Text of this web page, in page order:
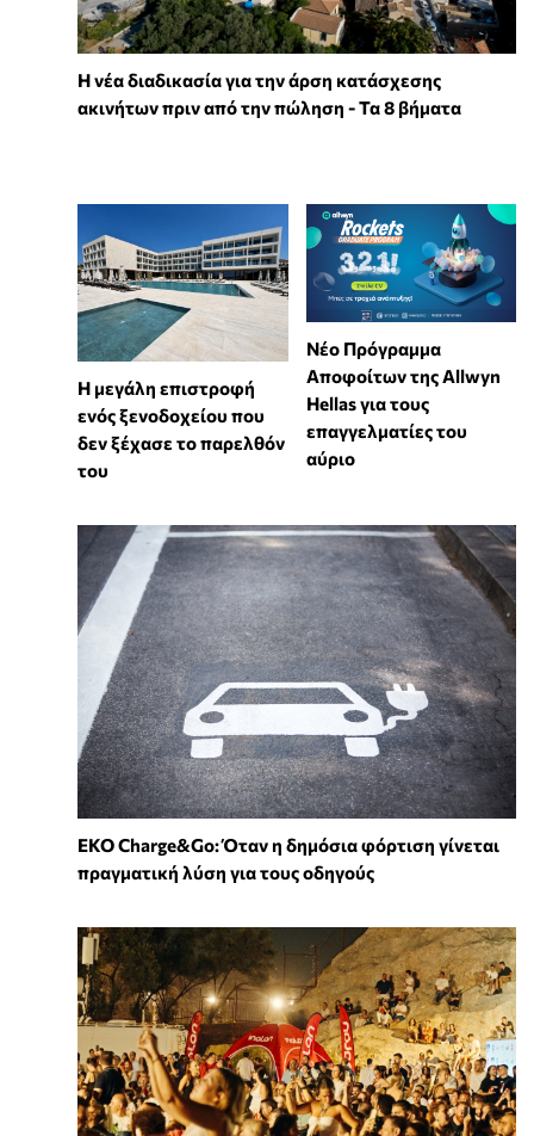
Η νέα διαδικασία για την άρση κατάσχεσης
ακινήτων πριν από την πώληση - Τα 8 βήματα
Η μεγάλη επιστροφή
ενός ξενοδοχείου που
δεν ξέχασε το παρελθόν
του
Νέο Πρόγραμμα
Αποφοίτων της Allwyn
Hellas για τους
επαγγελματίες του
αύριο
EKO Charge&Go: Όταν η δημόσια φόρτιση γίνεται
πραγματική λύση για τους οδηγούς